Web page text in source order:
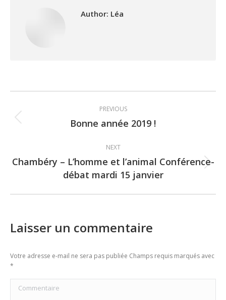
Author: Léa
navigation
PREVIOUS
Previous
Bonne année 2019 !
NEXT
Next
post:
Chambéry – L’homme et l’animal Conférence-
débat mardi 15 janvier
Laisser un commentaire
Votre adresse e-mail ne sera pas publiée Champs requis marqués avec
*
Commentaire